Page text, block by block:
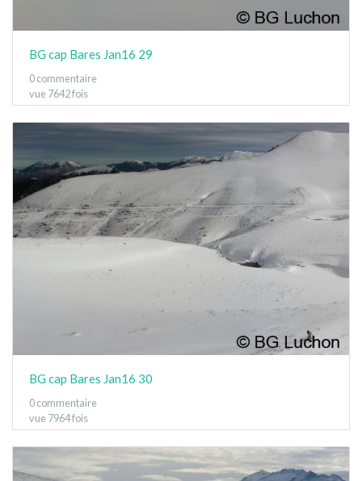
BG cap Bares Jan16 29
0 commentaire
vue 7642 fois
BG cap Bares Jan16 30
0 commentaire
vue 7964 fois